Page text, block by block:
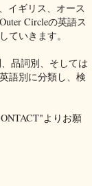
イギリス、オース
Circleの英語ス
ていきます。
品詞別、そしては
語別に分類し、検
よりお願